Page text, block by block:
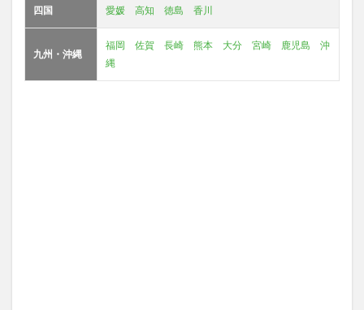
四国 愛媛 高知 徳島 香川
九州・沖縄
福岡 佐賀 長崎 熊本 大分 宮崎 鹿児島
沖
縄